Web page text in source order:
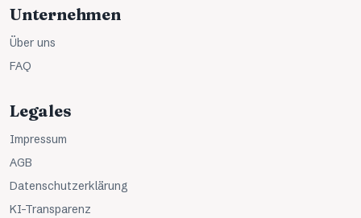
Unternehmen
Über uns
FAQ
Legales
Impressum
AGB
Datenschutzerklärung
KI-Transparenz